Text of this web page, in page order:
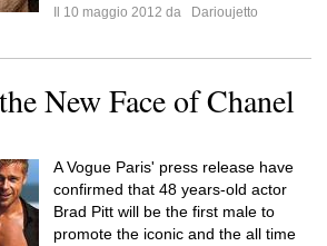
Il 10 maggio 2012 da
Darioujetto
New Face of Chanel
A Vogue Paris' press release have
confirmed that 48 years-old actor
Brad Pitt will be the first male to
promote the iconic and the all time